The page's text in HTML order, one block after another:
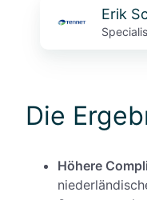
Erik
Die
Höhere